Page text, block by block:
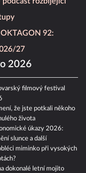
OKTAGON 92:
27
2026
filmový festival
že jste potkali někoho
života
úkazy 2026:
slunce a další
miminko při vysokých
dokonalé letní mojito